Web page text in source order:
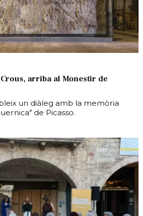
Crous, arriba al Monestir de
un diàleg amb la memòria
de Picasso.